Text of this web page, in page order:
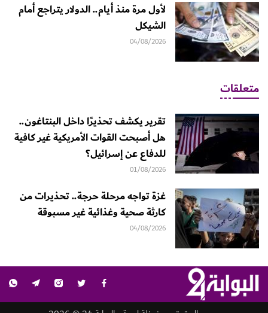
لأول مرة منذ أيام.. الدولار يتراجع أمام
الشيكل
04/08/2026
متعلقات
تقرير يكشف تحذيرًا داخل البنتاغون..
هل أصبحت القوات الأمريكية غير كافية
للدفاع عن إسرائيل؟
01/08/2026
غزة تواجه مرحلة حرجة.. تحذيرات من
كارثة صحية وغذائية غير مسبوقة
04/08/2026